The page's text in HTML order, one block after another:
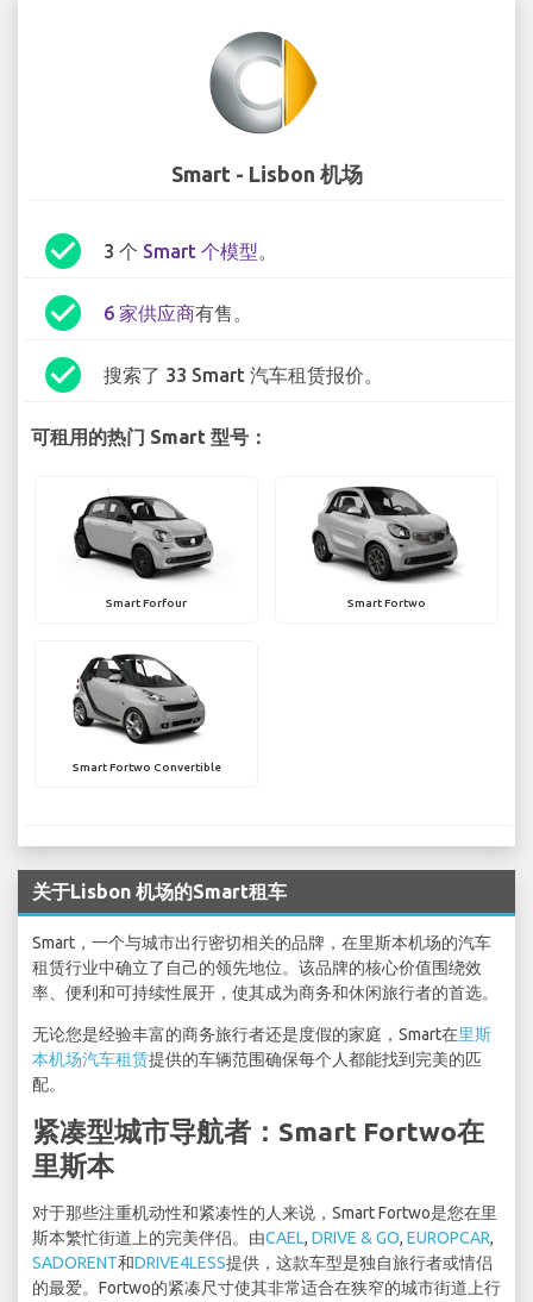
Smart - Lisbon 机场
check_circle 3 个 Smart 个模型。
check_circle 6 家供应商有售。
check_circle 搜索了 33 Smart 汽车租赁报价。
可租用的热门 Smart 型号：
Smart Forfour Smart Fortwo
Smart Fortwo Convertible
关于Lisbon 机场的Smart租车
Smart，一个与城市出行密切相关的品牌，在里斯本机场的汽车
租赁行业中确立了自己的领先地位。该品牌的核心价值围绕效
率、便利和可持续性展开，使其成为商务和休闲旅行者的首选。
无论您是经验丰富的商务旅行者还是度假的家庭，Smart在里斯
本机场汽车租赁提供的车辆范围确保每个人都能找到完美的匹
配。
紧凑型城市导航者：Smart Fortwo在
里斯本
对于那些注重机动性和紧凑性的人来说，Smart Fortwo是您在里
斯本繁忙街道上的完美伴侣。由CAEL, DRIVE & GO, EUROPCAR,
SADORENT和DRIVE4LESS提供，这款车型是独自旅行者或情侣
的最爱。Fortwo的紧凑尺寸使其非常适合在狭窄的城市街道上行